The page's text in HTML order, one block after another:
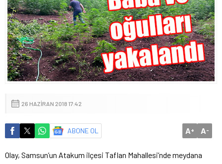
26 HAZIRAN 2018 17:42
ABONE OL A+ A-
Olay, Samsun’un Atakum ilçesi Taflan Mahallesi’nde meydana